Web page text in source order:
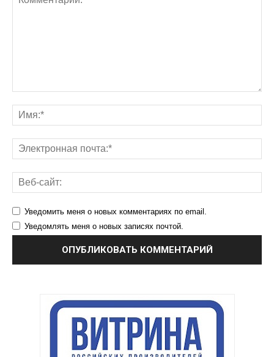
Уведомить меня о новых комментариях по email.
Уведомлять меня о новых записях почтой.